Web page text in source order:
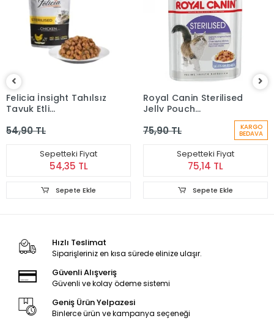
Felicia İnsight Tahılsız
Tavuk Etli
Maması 85 Gr
54,90 TL
Sepetteki Fiyat
54,35 TL
Sepete Ekle
Royal Canin Sterilised
Jelly Pouch
Maması 85 Gr
75,90 TL KARGO
BEDAVA
Sepetteki Fiyat
75,14 TL
Sepete Ekle
Hızlı Teslimat
Siparişleriniz en kısa sürede elinize ulaşır.
Güvenli Alışveriş
Güvenli ve kolay ödeme sistemi
Geniş Ürün Yelpazesi
Binlerce ürün ve kampanya seçeneği